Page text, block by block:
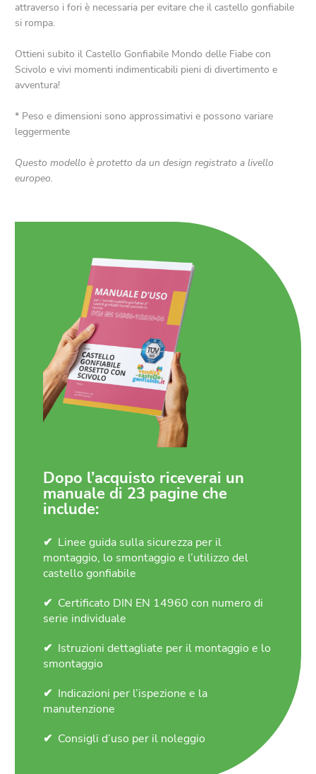
attraverso i fori è necessaria per evitare che il castello gonfiabile
si rompa.
Ottieni subito il Castello Gonfiabile Mondo delle Fiabe con
Scivolo e vivi momenti indimenticabili pieni di divertimento e
avventura!
* Peso e dimensioni sono approssimativi e possono variare
leggermente
Questo modello è protetto da un design registrato a livello
europeo.
Dopo l’acquisto riceverai un
manuale di 23 pagine che
include:
Linee guida sulla sicurezza per il
montaggio, lo smontaggio e l’utilizzo del
castello gonfiabile
Certificato DIN EN 14960 con numero di
serie individuale
Istruzioni dettagliate per il montaggio e lo
smontaggio
Indicazioni per l’ispezione e la
manutenzione
Consigli d’uso per il noleggio